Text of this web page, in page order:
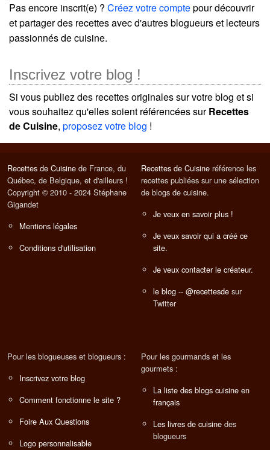
Pas encore inscrit(e) ? Créez votre comptepour découvrir
et partager des recettes avec d'autres blogueurs et lecteurs
passionnés de cuisine.
Inscrivez votre blog !
Si vous publiez des recettes originales sur votre blog et si
vous souhaitez qu'elles soient référencées surRecettes
de Cuisine, proposez votre blog !
Recettes de Cuisine de France, du
Québec, de Belgique, et d'ailleurs !
Copyright © 2010 - 2024 Stéphane
Gigandet
Mentions légales
Conditions d'utilisation
Recettes de Cuisine référence les
recettes publiées sur une sélection
de blogs de cuisine.
Je veux en savoir plus !
Je veux savoir qui a créé ce
site.
Je veux contacter le créateur.
le blog -- @recettesde sur
Twitter
Pour les blogueuses et blogueurs :
Inscrivez votre blog
Comment fonctionne le site ?
Foire Aux Questions
Logo personnalisable
Pour les gourmands et les
gourmets :
La liste des blogs cuisine en
français
Les livres de cuisine des
blogueurs